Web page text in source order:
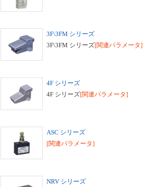
3F\3FM シリーズ
3F\3FM シリーズ[関連パラメータ]
4F シリーズ
4F シリーズ[関連パラメータ]
ASC シリーズ
[関連パラメータ]
NRV シリーズ